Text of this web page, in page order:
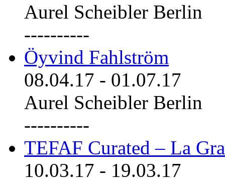
Aurel Scheibler Berlin
----------
Öyvind Fahlström
08.04.17 - 01.07.17
Aurel Scheibler Berlin
----------
TEFAF Curated – La
10.03.17 - 19.03.17